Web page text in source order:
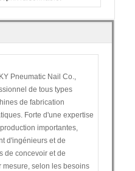
Pneumatic Nail Co.,
de tous types
de fabrication
Forte d'une expertise
importantes,
d'ingénieurs et de
de concevoir et de
selon les besoins